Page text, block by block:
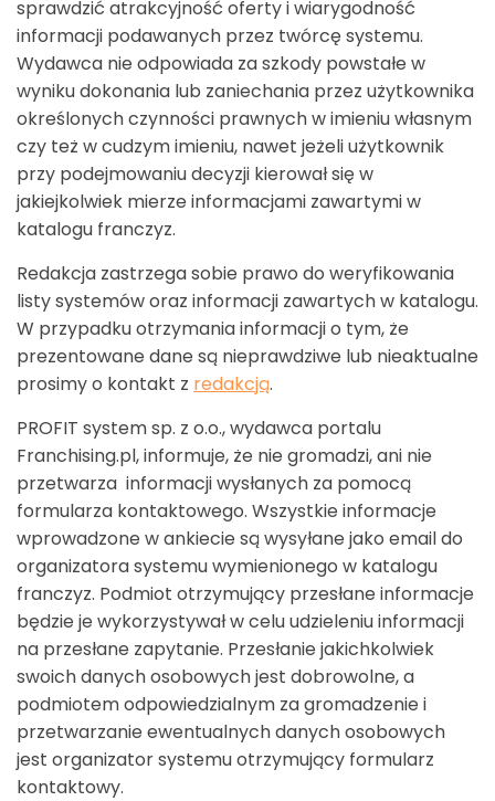
sprawdzić atrakcyjność oferty i wiarygodność
informacji podawanych przez twórcę systemu.
Wydawca nie odpowiada za szkody powstałe w
wyniku dokonania lub zaniechania przez użytkownika
określonych czynności prawnych w imieniu własnym
czy też w cudzym imieniu, nawet jeżeli użytkownik
przy podejmowaniu decyzji kierował się w
jakiejkolwiek mierze informacjami zawartymi w
katalogu franczyz.
Redakcja zastrzega sobie prawo do weryfikowania
listy systemów oraz informacji zawartych w katalogu.
W przypadku otrzymania informacji o tym, że
prezentowane dane są nieprawdziwe lub nieaktualne
prosimy o kontakt z redakcją.
PROFIT system sp. z o.o., wydawca portalu
Franchising.pl, informuje, że nie gromadzi, ani nie
przetwarza informacji wysłanych za pomocą
formularza kontaktowego. Wszystkie informacje
wprowadzone w ankiecie są wysyłane jako email do
organizatora systemu wymienionego w katalogu
franczyz. Podmiot otrzymujący przesłane informacje
będzie je wykorzystywał w celu udzieleniu informacji
na przesłane zapytanie. Przesłanie jakichkolwiek
swoich danych osobowych jest dobrowolne, a
podmiotem odpowiedzialnym za gromadzenie i
przetwarzanie ewentualnych danych osobowych
jest organizator systemu otrzymujący formularz
kontaktowy.